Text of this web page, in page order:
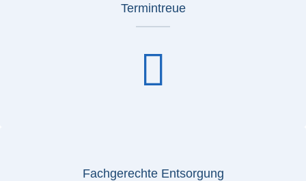
Termintreue
Fachgerechte Entsorgung